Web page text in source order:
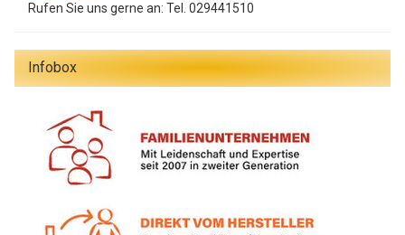
Rufen Sie uns gerne an: Tel. 029441510
Infobox